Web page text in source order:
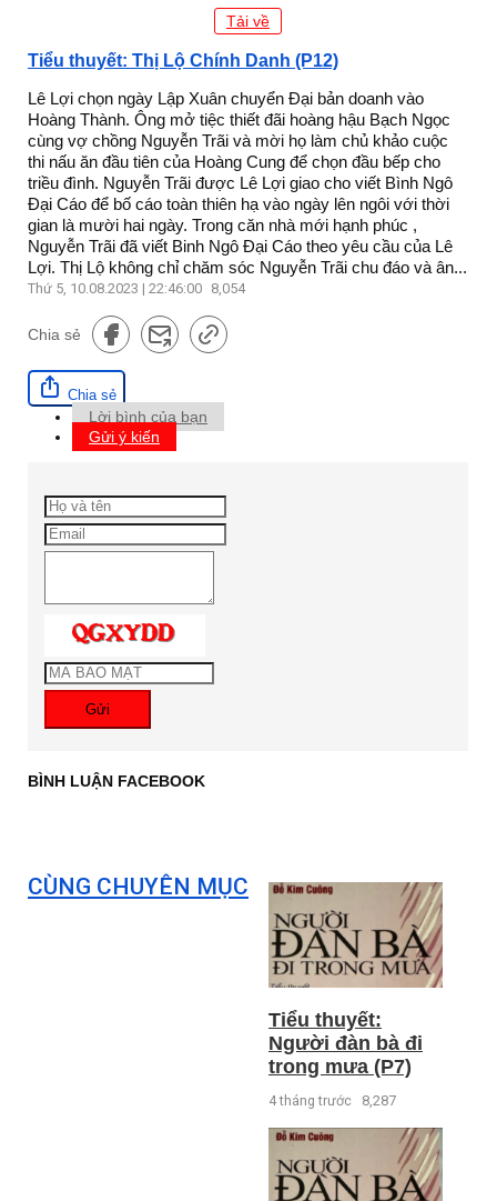
Tải về
Tiểu thuyết: Thị Lộ Chính Danh (P12)
Lê Lợi chọn ngày Lập Xuân chuyển Đại bản doanh vào
Hoàng Thành. Ông mở tiệc thiết đãi hoàng hậu Bạch Ngọc
cùng vợ chồng Nguyễn Trãi và mời họ làm chủ khảo cuộc
thi nấu ăn đầu tiên của Hoàng Cung để chọn đầu bếp cho
triều đình. Nguyễn Trãi được Lê Lợi giao cho viết Bình Ngô
Đại Cáo để bố cáo toàn thiên hạ vào ngày lên ngôi với thời
gian là mười hai ngày. Trong căn nhà mới hạnh phúc ,
Nguyễn Trãi đã viết Binh Ngô Đại Cáo theo yêu cầu của Lê
Lợi. Thị Lộ không chỉ chăm sóc Nguyễn Trãi chu đáo và ân...
Thứ 5, 10.08.2023 | 22:46:00 8,054
Chia sẻ
Chia sẻ
Lời bình của bạn
Gửi ý kiến
Gửi
BÌNH LUẬN FACEBOOK
CÙNG CHUYÊN MỤC
Tiểu thuyết:
Người đàn bà đi
trong mưa (P7)
4 tháng trước 8,287